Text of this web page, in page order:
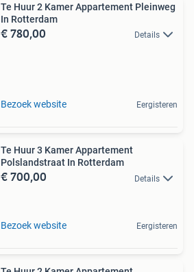
Te Huur 2 Kamer Appartement Pleinweg
In Rotterdam
€ 780,00 Details
Bezoek website Eergisteren
Te Huur 3 Kamer Appartement
Polslandstraat In Rotterdam
€ 700,00 Details
Bezoek website Eergisteren